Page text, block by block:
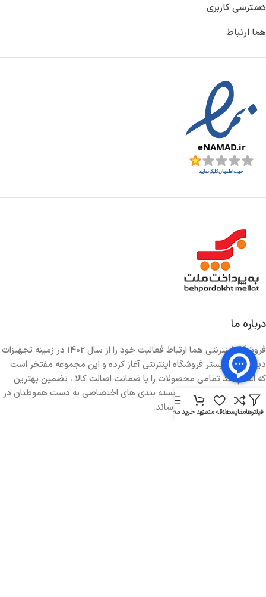
دسترسی کاربری
هما ارتباط
درباره ما
فروشگاه اینترنتی هما ارتباط فعالیت خود را از سال 1402 در زمینه تجهیزات
دیجیتال در بستر فروشگاه اینترنتی آغاز کرده و این مجموعه مفتخر است
که اعلام کند تمامی محصولات را با ضمانت اصالت کالا ، تضمین بهترین
کیفیت و ارسال سریع در بسته بندی های اختصاصی به دست هموطنان در
تمامی نقاط ایران خواهد رساند.
فیلترهامقایسهعلاقه مندیسبد خریدمنو